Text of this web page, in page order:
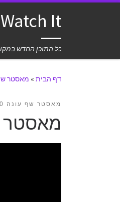
Watch It
כל התוכן החדש
דף הבית » מאסטר שף
מאסטר שף עונה 10
מאסטר שף